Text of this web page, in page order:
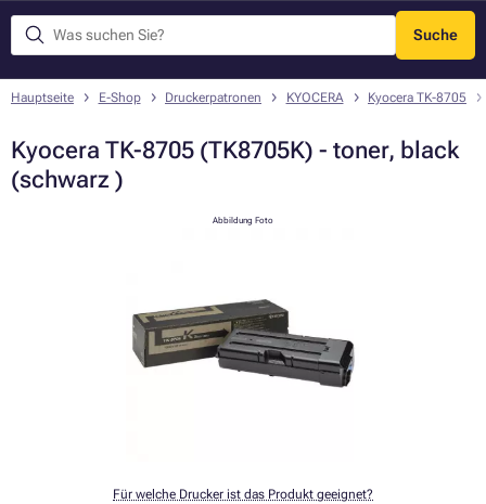
Suche
Menü
Hauptseite E-Shop Druckerpatronen KYOCERA Kyocera TK-8705
Kyocera TK-8705 (TK8705K) - toner, black
(schwarz )
Abbildung Foto
Für welche Drucker ist das Produkt geeignet?